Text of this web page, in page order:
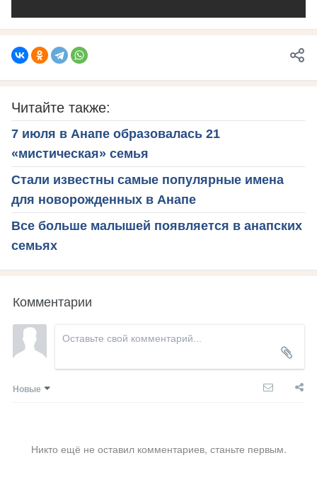
Читайте также:
7 июля в Анапе образовалась 21
«мистическая» семья
Стали известны самые популярные имена
для новорожденных в Анапе
Все больше малышей появляется в анапских
семьях
Комментарии
Новые
Никто ещё не оставил комментариев, станьте первым.